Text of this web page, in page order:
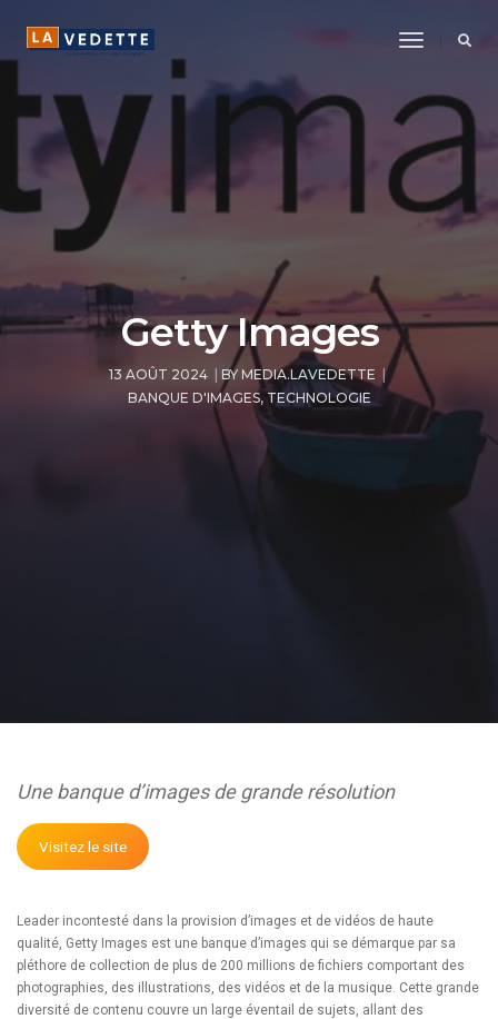
Toggle
Getty Images
13 AOÛT 2024 BY MEDIA.LAVEDETTE
BANQUE D'IMAGES, TECHNOLOGIE
Une banque d’images de grande résolution
Visitez le site
Leader incontesté dans la provision d’images et de vidéos de haute
qualité, Getty Images est une banque d’images qui se démarque par sa
pléthore de collection de plus de 200 millions de fichiers comportant des
photographies, des illustrations, des vidéos et de la musique. Cette grande
diversité de contenu couvre un large éventail de sujets, allant des